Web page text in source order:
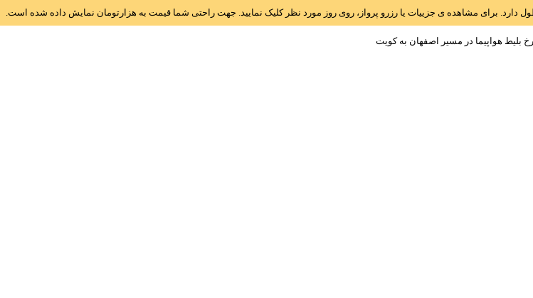
دارد. برای مشاهده ی جزییات یا رزرو پرواز، روی روز مورد نظر کلیک نمایید. جهت راحتی شما قیمت به هزارتومان نمایش داده شده است.
بلیط هواپیما در مسیر اصفهان به کويت